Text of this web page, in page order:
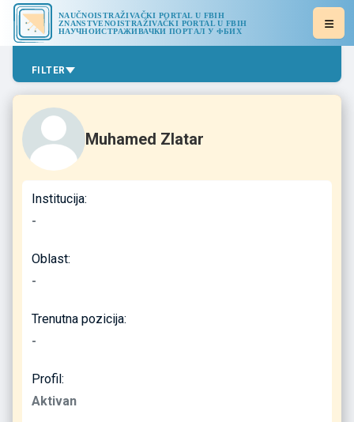
NAUČNOISTRAŽIVAČKI PORTAL U FBIH
ZNANSTVENOISTRAŽIVAČKI PORTAL U FBIH
НАУЧНОИСТРАЖИВАЧКИ ПОРТАЛ У ФБИХ
FILTER
Muhamed Zlatar
Institucija:
-
Oblast:
-
Trenutna pozicija:
-
Profil:
Aktivan